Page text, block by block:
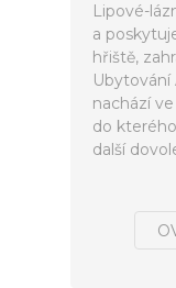
Lipové-
a
hřiště,
Ubytování
nachází
do
další